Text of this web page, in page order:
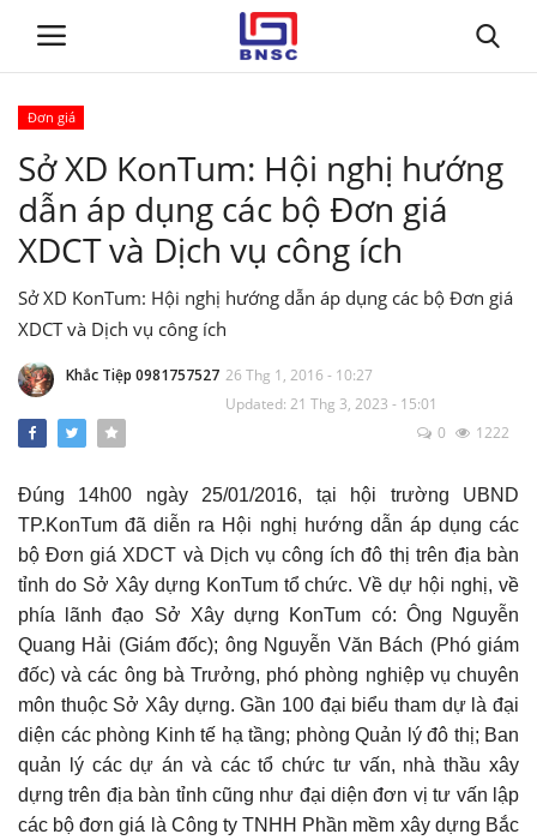
Trang chủ
Tin tức
Dự toán BNSC
Đào Tạo
Đơn giá
Sở XD KonTum: Hội nghị hướng
dẫn áp dụng các bộ Đơn giá
XDCT và Dịch vụ công ích
Sở XD KonTum: Hội nghị hướng dẫn áp dụng các bộ Đơn giá
XDCT và Dịch vụ công ích
Khắc Tiệp 0981757527 26 Thg 1, 2016 - 10:27
Updated: 21 Thg 3, 2023 - 15:01
0
1222
Đúng 14h00 ngày 25/01/2016, tại hội trường UBND
TP.KonTum đã diễn ra Hội nghị hướng dẫn áp dụng các
bộ Đơn giá XDCT và Dịch vụ công ích đô thị trên địa bàn
tỉnh do Sở Xây dựng KonTum tổ chức. Về dự hội nghị, về
phía lãnh đạo Sở Xây dựng KonTum có: Ông Nguyễn
Quang Hải (Giám đốc); ông Nguyễn Văn Bách (Phó giám
đốc) và các ông bà Trưởng, phó phòng nghiệp vụ chuyên
môn thuộc Sở Xây dựng. Gần 100 đại biểu tham dự là đại
diện các phòng Kinh tế hạ tầng; phòng Quản lý đô thị; Ban
quản lý các dự án và các tổ chức tư vấn, nhà thầu xây
dựng trên địa bàn tỉnh cũng như đại diện đơn vị tư vấn lập
các bộ đơn giá là Công ty TNHH Phần mềm xây dựng Bắc